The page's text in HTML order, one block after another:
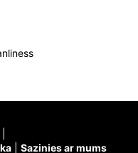
Sazinies ar mums